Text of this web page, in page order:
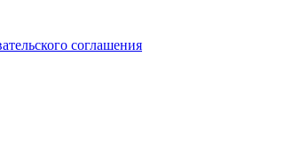
соглашения